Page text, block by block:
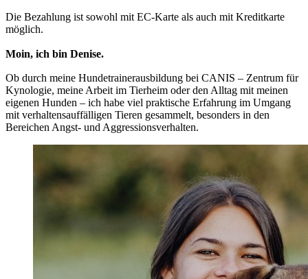
Die Bezahlung ist sowohl mit EC-Karte als auch mit Kreditkarte
möglich.
Moin, ich bin Denise.
Ob durch meine Hundetrainerausbildung bei CANIS – Zentrum für
Kynologie, meine Arbeit im Tierheim oder den Alltag mit meinen
eigenen Hunden – ich habe viel praktische Erfahrung im Umgang
mit verhaltensauffälligen Tieren gesammelt, besonders in den
Bereichen Angst- und Aggressionsverhalten.